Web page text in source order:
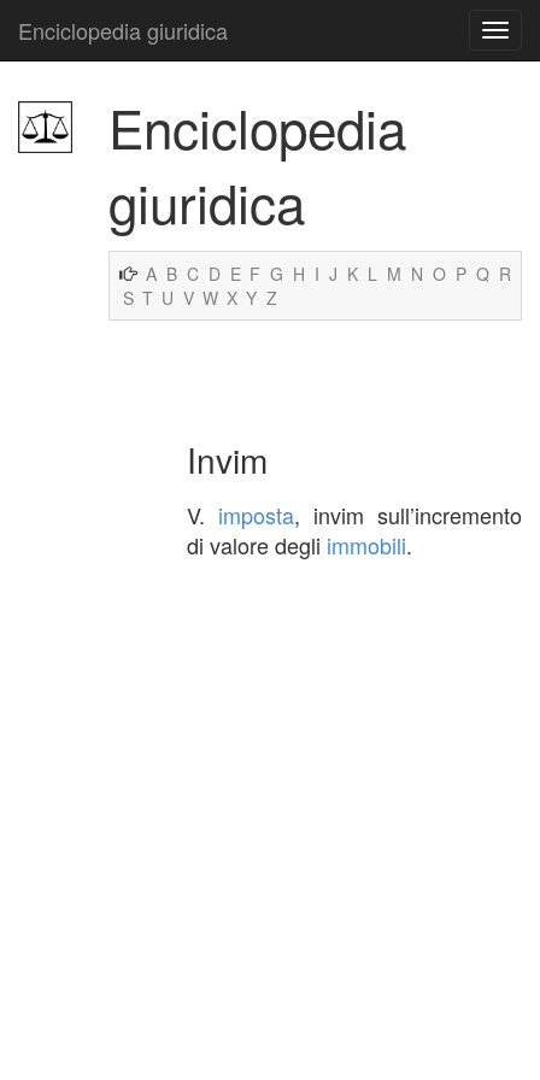
Enciclopedia giuridica
Enciclopedia
giuridica
A B C D E F G H I J K L M N O P Q R
S T U V W X Y Z
Invim
V. imposta, invim sull’incremento
di valore degli immobili.